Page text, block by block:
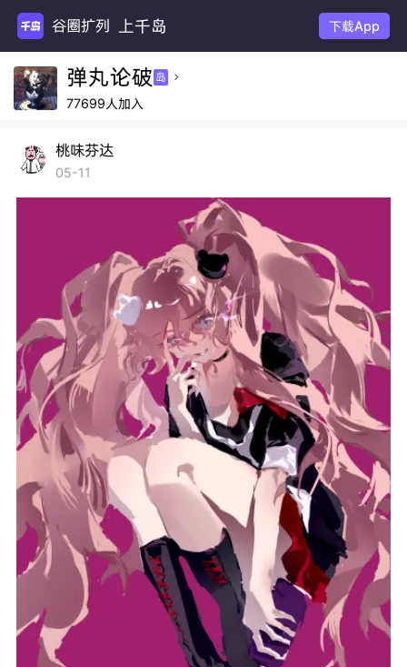
谷圈扩列 上千岛 下载App
弹丸论破 岛 
77699人加入
桃味芬达
05-11